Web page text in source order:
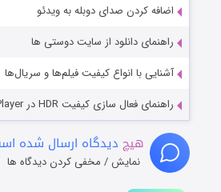
اضافه کردن صدای دوبله به ویدئو
راهنمای دانلود از سایت دوستی ها
آشنایی با انواع کیفیت فیلم‌ها و سریال‌ها
راهنمای فعال سازی کیفیت HDR در PotPlayer
هیچ دیدگاه ارسال شده
نمایش / مخفی کردن دیدگاه ها